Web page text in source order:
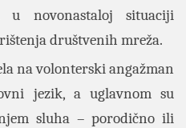
u novonastaloj situaciji
društvenih mreža.
na volonterski angažman
jezik, a uglavnom su
sluha – porodično ili